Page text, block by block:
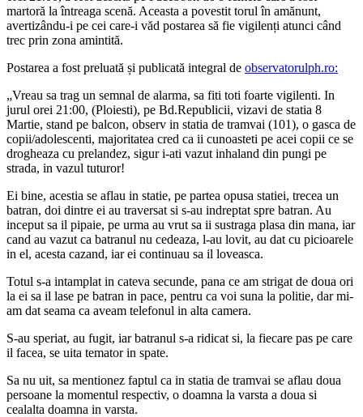
martoră la întreaga scenă. Aceasta a povestit torul în amănunt,
avertizându-i pe cei care-i văd postarea să fie vigilenți atunci când
trec prin zona amintită.
Postarea a fost preluată și publicată integral de observatorulph.ro:
„Vreau sa trag un semnal de alarma, sa fiti toti foarte vigilenti. In
jurul orei 21:00, (Ploiesti), pe Bd.Republicii, vizavi de statia 8
Martie, stand pe balcon, observ in statia de tramvai (101), o gasca de
copii/adolescenti, majoritatea cred ca ii cunoasteti pe acei copii ce se
drogheaza cu prelandez, sigur i-ati vazut inhaland din pungi pe
strada, in vazul tuturor!
Ei bine, acestia se aflau in statie, pe partea opusa statiei, trecea un
batran, doi dintre ei au traversat si s-au indreptat spre batran. Au
inceput sa il pipaie, pe urma au vrut sa ii sustraga plasa din mana, iar
cand au vazut ca batranul nu cedeaza, l-au lovit, au dat cu picioarele
in el, acesta cazand, iar ei continuau sa il loveasca.
Totul s-a intamplat in cateva secunde, pana ce am strigat de doua ori
la ei sa il lase pe batran in pace, pentru ca voi suna la politie, dar mi-
am dat seama ca aveam telefonul in alta camera.
S-au speriat, au fugit, iar batranul s-a ridicat si, la fiecare pas pe care
il facea, se uita temator in spate.
Sa nu uit, sa mentionez faptul ca in statia de tramvai se aflau doua
persoane la momentul respectiv, o doamna la varsta a doua si
cealalta doamna in varsta.